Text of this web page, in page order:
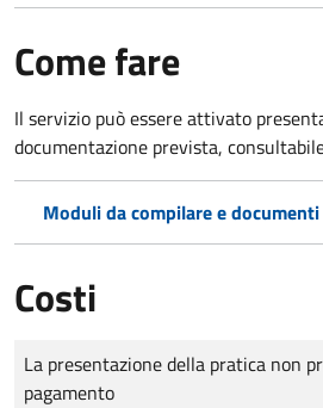
Come fare
Il servizio può essere attivato
documentazione prevista,
Moduli da compilare e
Costi
Tipo di pagamento
Importo
La presentazione della pratica non
pagamento